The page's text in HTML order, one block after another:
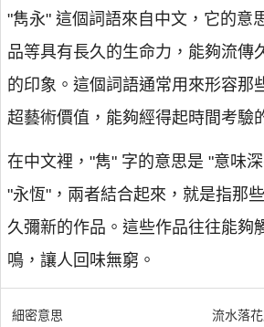
"雋永" 這個詞語來自中文，它的意
品等具有長久的生命力，能夠流傳
的印象。這個詞語通常用來形容那
超藝術價值，能夠經得起時間考驗
在中文裡，"雋" 字的意思是 "意味
"永恆"，兩者結合起來，就是指那
久彌新的作品。這些作品往往能夠
鳴，讓人回味無窮。
細密意思 流水落